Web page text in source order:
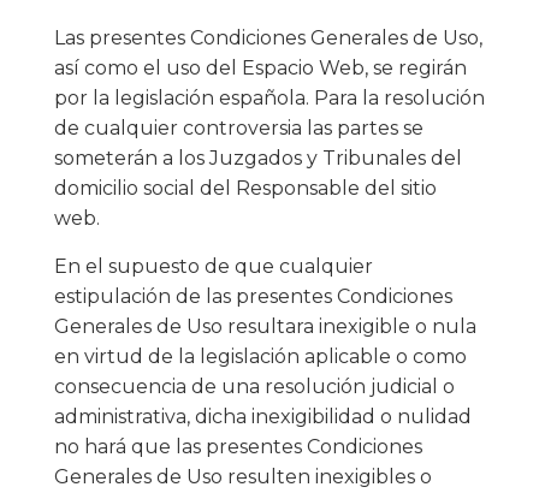
Las presentes Condiciones Generales de Uso,
así como el uso del Espacio Web, se regirán
por la legislación española. Para la resolución
de cualquier controversia las partes se
someterán a los Juzgados y Tribunales del
domicilio social del Responsable del sitio
web.
En el supuesto de que cualquier
estipulación de las presentes Condiciones
Generales de Uso resultara inexigible o nula
en virtud de la legislación aplicable o como
consecuencia de una resolución judicial o
administrativa, dicha inexigibilidad o nulidad
no hará que las presentes Condiciones
Generales de Uso resulten inexigibles o